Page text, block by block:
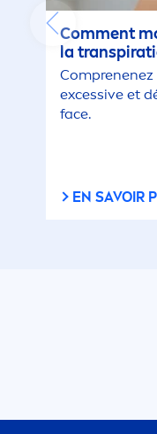
Comment
la
excessive et
face.
EN SAVOIR